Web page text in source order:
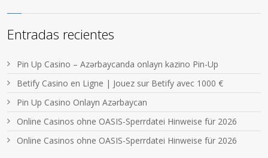
Entradas recientes
Pin Up Casino – Azərbaycanda onlayn kazino Pin-Up
Betify Casino en Ligne | Jouez sur Betify avec 1000 €
Pin Up Casino Onlayn Azərbaycan
Online Casinos ohne OASIS-Sperrdatei Hinweise für 2026
Online Casinos ohne OASIS-Sperrdatei Hinweise für 2026